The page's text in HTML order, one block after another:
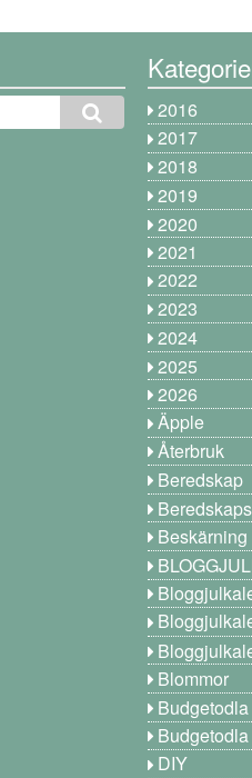
2016
2017
2018
2019
2020
2021
2022
2023
2024
2025
2026
Äpple
Återbruk
Beredskap
Beskärning
Blommor
Budgetodla
DIY